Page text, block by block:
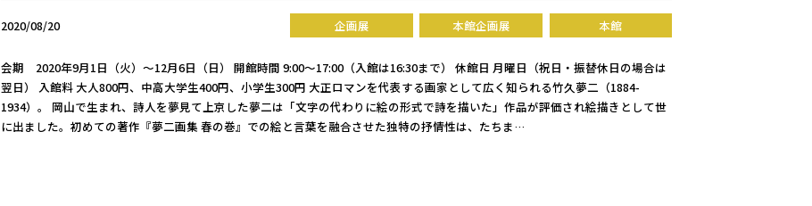
2020/08/20 本館
本館企画展
企画展
会期 2020年9月1日（火）～12月6日（日） 開館時間 9:00～17:00（入館は16:30まで） 休館日 月曜日（祝日・振替休日の場合は
翌日） 入館料 大人800円、中高大学生400円、小学生300円 大正ロマンを代表する画家として広く知られる竹久夢二（1884-
1934）。 岡山で生まれ、詩人を夢見て上京した夢二は「文字の代わりに絵の形式で詩を描いた」作品が評価され絵描きとして世
に出ました。初めての著作『夢二画集 春の巻』での絵と言葉を融合させた独特の抒情性は、たちま…